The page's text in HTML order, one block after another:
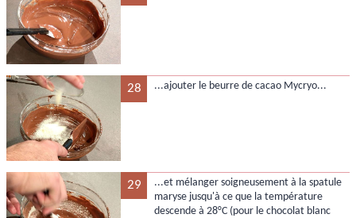
28 ...ajouter le beurre de cacao Mycryo...
29
...et mélanger soigneusement à la spatule
maryse jusqu'à ce que la température
descende à 28°C (pour le chocolat blanc